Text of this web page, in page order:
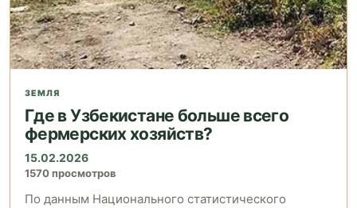
ЗЕМЛЯ
Где в Узбекистане больше всего
фермерских хозяйств?
15.02.2026
1570 просмотров
По данным Национального статистического